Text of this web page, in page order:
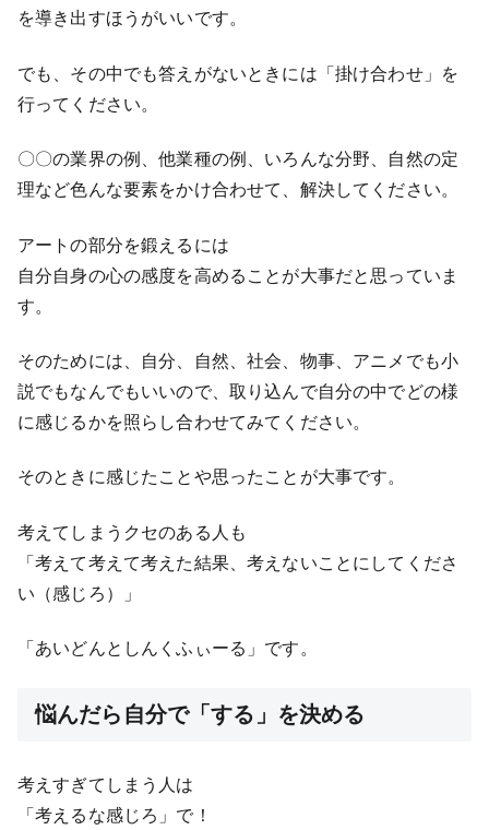
を導き出すほうがいいです。
でも、その中でも答えがないときには「掛け合わせ」を
行ってください。
〇〇の業界の例、他業種の例、いろんな分野、自然の定
理など色んな要素をかけ合わせて、解決してください。
アートの部分を鍛えるには
自分自身の心の感度を高めることが大事だと思っていま
す。
そのためには、自分、自然、社会、物事、アニメでも小
説でもなんでもいいので、取り込んで自分の中でどの様
に感じるかを照らし合わせてみてください。
そのときに感じたことや思ったことが大事です。
考えてしまうクセのある人も
「考えて考えて考えた結果、考えないことにしてくださ
い（感じろ）」
「あいどんとしんくふぃーる」です。
悩んだら自分で「する」を決める
考えすぎてしまう人は
「考えるな感じろ」で！